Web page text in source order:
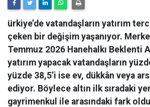
ürkiye’de vatandaşların yatırım
çeken bir değişim yaşanıyor.
Temmuz 2026 Hanehalkı Beklenti
yatırım yapacak vatandaşların
yüzde 38,5’i ise ev, dükkân veya
ediyor. Böylece altın ilk sıradaki
gayrimenkul ile arasındaki fark